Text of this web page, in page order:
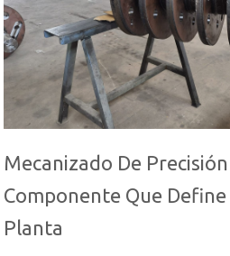
Mecanizado De
Componente Que
Planta